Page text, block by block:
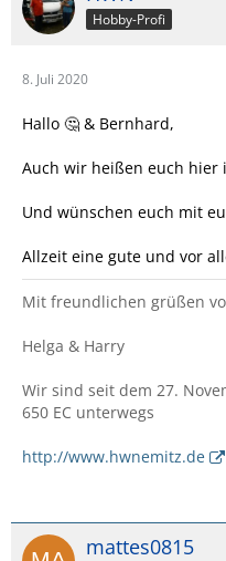
Hobby-Profi
8. Juli 2020
Hallo 🤔 & Bernhard,
Auch wir heißen euch hier
Und wünschen euch mit
Allzeit eine gute und vor
Mit freundlichen grüßen
Helga & Harry
Wir sind seit dem 27.
650 EC unterwegs
http://www.hwnemitz.de
mattes0815